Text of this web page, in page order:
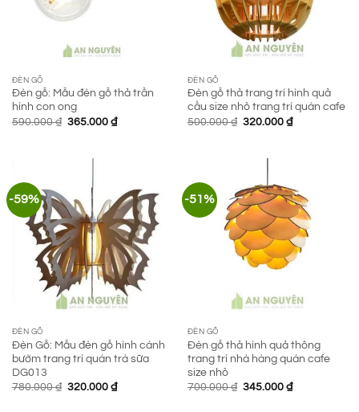
ĐÈN GỖ
Đèn gỗ: Mẫu đèn gỗ thả trần
hình con ong
590.000₫ Giá
365.000 ₫Giá
ĐÈN GỖ
Đèn gỗ thả trang trí hình quả
cầu size nhỏ trang trí quán cafe
500.000₫ Giá
320.000 ₫Giá
-59%
ĐÈN GỖ
Đèn Gỗ: Mẫu đèn gỗ hình cánh
bướm trang trí quán trà sữa
DG013
780.000₫ Giá
320.000 ₫Giá
-51%
ĐÈN GỖ
Đèn gỗ thả hình quả thông
trang trí nhà hàng quán cafe
size nhỏ
700.000₫ Giá
345.000 ₫Giá